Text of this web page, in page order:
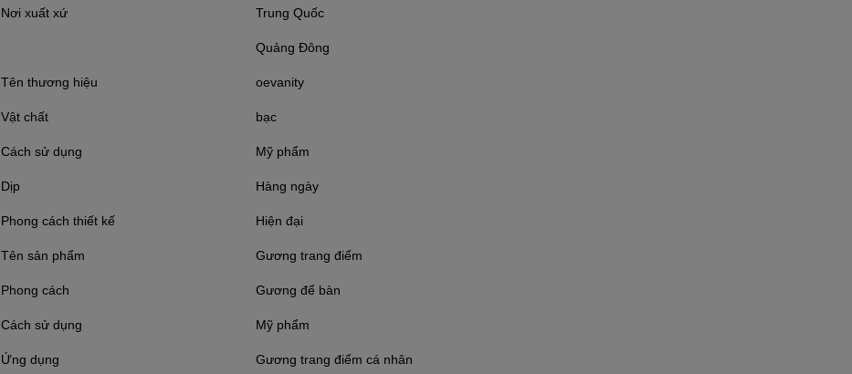
Nơi xuất xứ Trung Quốc
Quảng Đông
Tên thương hiệu oevanity
Vật chất bạc
Cách sử dụng Mỹ phẩm
Dịp Hàng ngày
Phong cách thiết kế Hiện đại
Tên sản phẩm Gương trang điểm
Phong cách Gương để bàn
Cách sử dụng Mỹ phẩm
Ứng dụng Gương trang điểm cá nhân